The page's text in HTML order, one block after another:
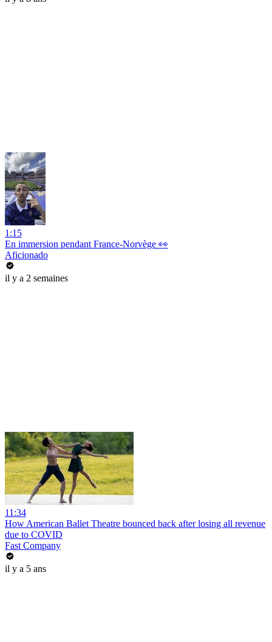
1:15
En immersion pendant France-Norvège 👀
Aficionado
il y a 2 semaines
11:34
How American Ballet Theatre bounced back after losing all revenue
due to COVID
Fast Company
il y a 5 ans